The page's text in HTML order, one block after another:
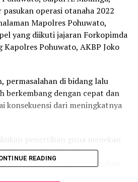
operasi otanaha 2022
Mapolres Pohuwato,
yang diikuti jajaran Forkopimda
Pohuwato, AKBP Joko
permasalahan di bidang lalu
berkembang dengan cepat dan
konsekuensi dari meningkatnya
pengendara kendaraan
maupun lebih, perlu dilakukan
READING